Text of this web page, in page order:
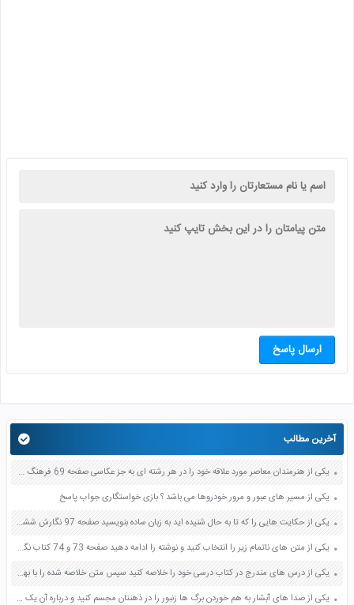
ارسال پاسخ
آخرین مطالب
یکی از هنرمندان معاصر مورد علاقه خود را در هر رشته ای به جز عکاسی صفحه 69 فرهنگ و هنر نهم
یکی از مسیر های عبور و مرور خودروها می باشد ؟ بازی خواستگاری جواب پاسخ
یکی از حکایت هایی را که تا به حال شنیده اید به زبان ساده بنویسید صفحه 97 نگارش ششم دبستان
یکی از متن های ناتمام زیر را انتخاب کنید و نوشته را ادامه دهید صفحه 73 و 74 کتاب نگارش فارسی پنجم دبستان
یکی از درس های مندرج در کتاب درسی خود را خلاصه کنید سپس متن خلاصه شده را با بهره گیری از روش های دسته بندی نمودار جدول نقشه مفهومی نشان دهید صفحه 118 نگارش یازدهم
یکی از صدا های آبشار به هم خوردن برگ ها زنبور را در ذهنتان مجسم کنید و درباره آن یک بند بنویسید صفحه 11 نگارش پنجم